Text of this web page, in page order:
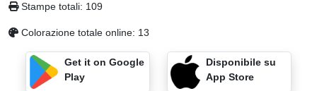
Stampe totali: 109
Colorazione totale online: 13
Get it on Google
Play
Disponibile su
App Store